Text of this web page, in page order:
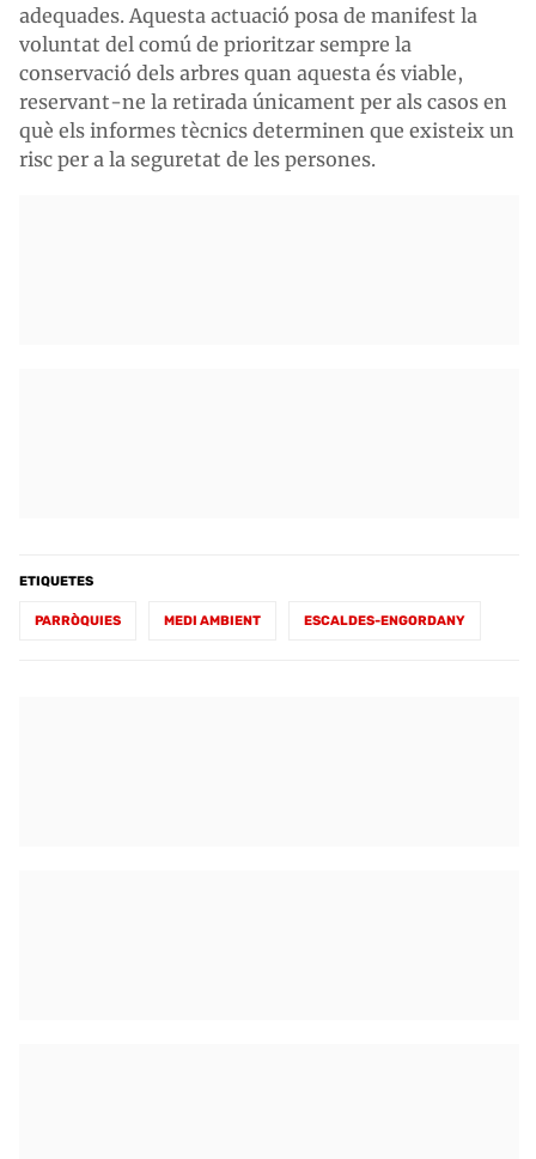
adequades. Aquesta actuació posa de manifest la
voluntat del comú de prioritzar sempre la
conservació dels arbres quan aquesta és viable,
reservant-ne la retirada únicament per als casos en
què els informes tècnics determinen que existeix un
risc per a la seguretat de les persones.
ETIQUETES
PARRÒQUIES MEDI AMBIENT ESCALDES-ENGORDANY